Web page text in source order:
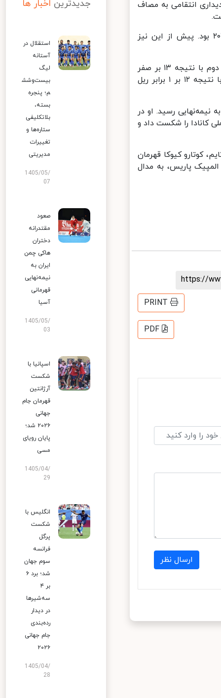
انتقامی به مصاف
این دومین مدال طلای ایران در رقابت‌های قهرمانی کشتی آزاد جهان ۲۰۲۵ بود. پیش از این نیز
در وزن ۶۵ کیلوگرم، عموزاد خلیلی پس از استراحت در دور نخست، در دور دوم با نتیجه ۱۳ بر صفر
اکرام‌جان خادجی‌مورادوف از قرقیزستان را شکست داد. او در دور بعد نیز با نتیجه ۱۲ بر ۱ برابر ریل
گذشت و به نیمه‌نهایی رسید. او در
تیم ملی کانادا را شکست داد و
نتیجه ۱۰ بر صفر و در یک تایم، کوتارو کیوکا قهرمان
پاریس، به مدال
https://
PRINT
PDF
ارسال نظر
جدیدترین اخبار ها
استقلال در
آستانه
لیگ
بیست‌وشش
م؛ پنجره
بسته،
بلاتکلیفی
ستاره‌ها و
تغییرات
مدیریتی
1405/05/
07
صعود
مقتدرانه
دختران
هاکی چمن
ایران به
نیمه‌نهایی
قهرمانی
آسیا
1405/05/
03
اسپانیا با
شکست
آرژانتین
قهرمان جام
جهانی
۲۰۲۶ شد؛
پایان رویای
مسی
1405/04/
29
انگلیس با
شکست
پرگل
فرانسه
سوم جهان
شد؛ برد ۶
بر ۴
سه‌شیرها
در دیدار
رده‌بندی
جام جهانی
۲۰۲۶
1405/04/
28